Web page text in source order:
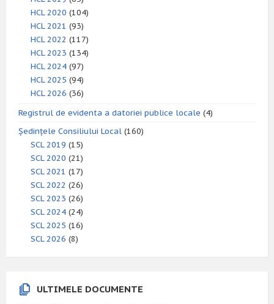
HCL 2020 (104)
HCL 2021 (93)
HCL 2022 (117)
HCL 2023 (134)
HCL 2024 (97)
HCL 2025 (94)
HCL 2026 (36)
Registrul de evidenta a datoriei publice locale (4)
Ședințele Consiliului Local (160)
SCL 2019 (15)
SCL 2020 (21)
SCL 2021 (17)
SCL 2022 (26)
SCL 2023 (26)
SCL 2024 (24)
SCL 2025 (16)
SCL 2026 (8)
ULTIMELE DOCUMENTE